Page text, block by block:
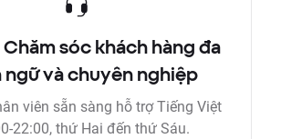
sóc khách hàng đa
ngữ và chuyên nghiệp
viên sẵn sàng hỗ trợ Tiếng Việt
22:00, thứ Hai đến thứ Sáu.